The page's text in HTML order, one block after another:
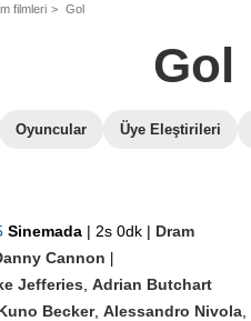
filmleri Gol
Gol
Oyuncular Üye Eleştirileri
Sinemada | 2s 0dk | Dram
Cannon
Jefferies Adrian Butchart
Becker, Alessandro Nivola